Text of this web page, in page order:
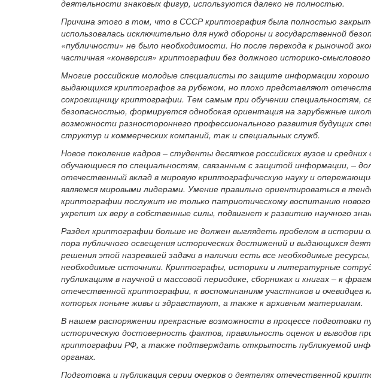
деятельности знаковых фигур, используются далеко не полностью.
Причина этого в том, что в СССР криптография была полностью
использовалась исключительно для нужд обороны и государственной
«публичности» не было необходимости. Но после перехода к рыночной
частичная «конверсия» криптографии без должного историко-
Многие российские молодые специалисты по защите информации
выдающихся криптографов за рубежом, но плохо представляют
сокровищницу криптографии. Тем самым при обучении специальностям,
безопасностью, формируется однобокая ориентация на зарубежные
возможности разностороннего профессионального развития будущих
структур и коммерческих компаний, так и специальных служб.
Новое поколение кадров – студенты десятков российских вузов и средних
обучающиеся по специальностям, связанным с защитой информации, –
отечественный вклад в мировую криптографическую науку и
являемся мировыми лидерами. Умение правильно ориентироваться в
криптографии послужит не только патриотическому воспитанию
укрепит их веру в собственные силы, подвигнет к развитию научного
Раздел криптографии больше не должен выглядеть пробелом в истории
пора публичного освещения исторических достижений и выдающихся
решения этой назревшей задачи в наличии есть все необходимые
необходимые источники. Криптографы, историки и литературные
публикациям в научной и массовой периодике, сборниках и книгах – к
отечественной криптографии, к воспоминаниям участников и очевидцев
которых поныне живы и здравствуют, а также к архивным материалам.
В нашем распоряжении прекрасные возможности в процессе подготовки
историческую достоверность фактов, правильность оценок и выводов
криптографии РФ, а также подтверждать открытость публикуемой
органах.
Подготовка и публикация серии очерков о деятелях отечественной